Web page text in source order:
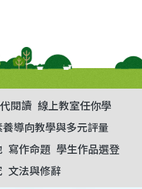
閱讀 線上教室任你學
養導向教學與多元評量
寫作命題 學生作品選登
文法與修辭